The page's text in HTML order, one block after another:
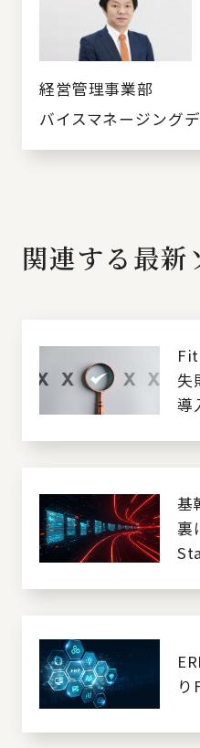
経営管理事業部
バイスマネージング
関連する最新
失
導
基
裏
り